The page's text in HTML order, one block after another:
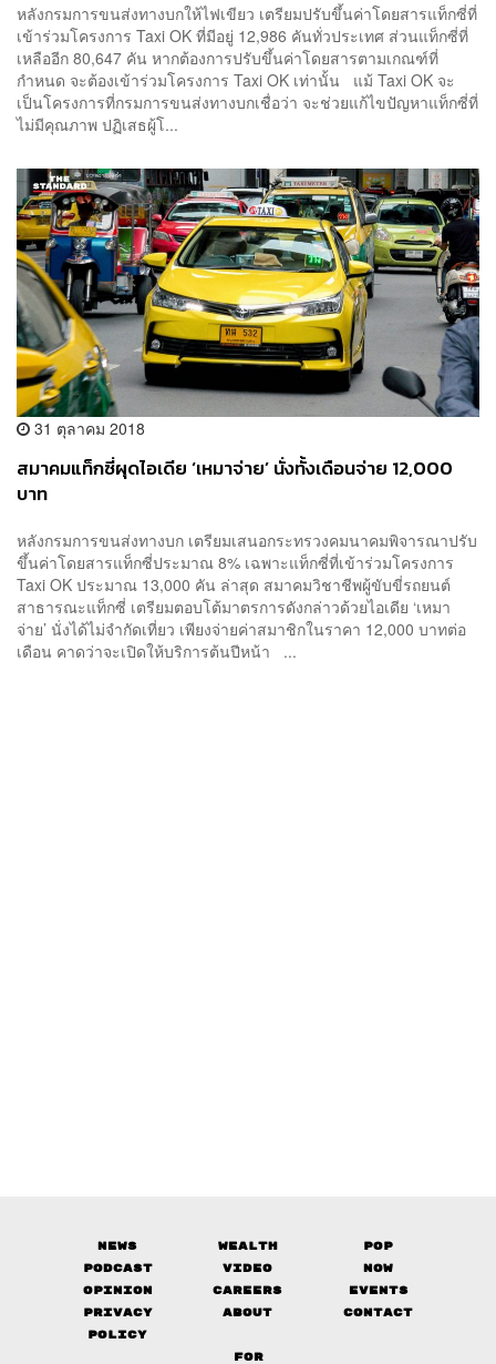
หลังกรมการขนส่งทางบกให้ไฟเขียว เตรียมปรับขึ้นค่าโดยสารแท็กซี่ที่
เข้าร่วมโครงการ Taxi OK ที่มีอยู่ 12,986 คันทั่วประเทศ ส่วนแท็กซี่ที่
เหลืออีก 80,647 คัน หากต้องการปรับขึ้นค่าโดยสารตามเกณฑ์ที่
กำหนด จะต้องเข้าร่วมโครงการ Taxi OK เท่านั้น แม้ Taxi OK จะ
เป็นโครงการที่กรมการขนส่งทางบกเชื่อว่า จะช่วยแก้ไขปัญหาแท็กซี่ที่
ไม่มีคุณภาพ ปฏิเสธผู้โ...
31 ตุลาคม 2018
สมาคมแท็กซี่ผุดไอเดีย ‘เหมาจ่าย’ นั่งทั้งเดือนจ่าย 12,000
บาท
หลังกรมการขนส่งทางบก เตรียมเสนอกระทรวงคมนาคมพิจารณาปรับ
ขึ้นค่าโดยสารแท็กซี่ประมาณ 8% เฉพาะแท็กซี่ที่เข้าร่วมโครงการ
Taxi OK ประมาณ 13,000 คัน ล่าสุด สมาคมวิชาชีพผู้ขับขี่รถยนต์
สาธารณะแท็กซี่ เตรียมตอบโต้มาตรการดังกล่าวด้วยไอเดีย ‘เหมา
จ่าย’ นั่งได้ไม่จำกัดเที่ยว เพียงจ่ายค่าสมาชิกในราคา 12,000 บาทต่อ
เดือน คาดว่าจะเปิดให้บริการต้นปีหน้า ...
News Wealth
Pop
Podcast
Video
Now
Opinion
Careers
Events
Privacy
Policy
About Contact
FOR